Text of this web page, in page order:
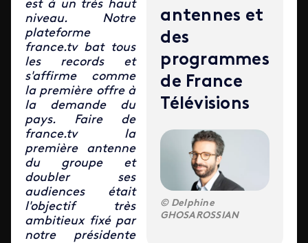
est à un très haut
niveau. Notre
plateforme
france.tv bat tous
les records et
s'affirme comme
la première offre à
la demande du
pays. Faire de
france.tv la
première antenne
du groupe et
doubler ses
audiences était
l'objectif très
ambitieux fixé par
notre présidente
antennes et
des
programmes
de France
Télévisions
Delphine
GHOSAROSSIAN